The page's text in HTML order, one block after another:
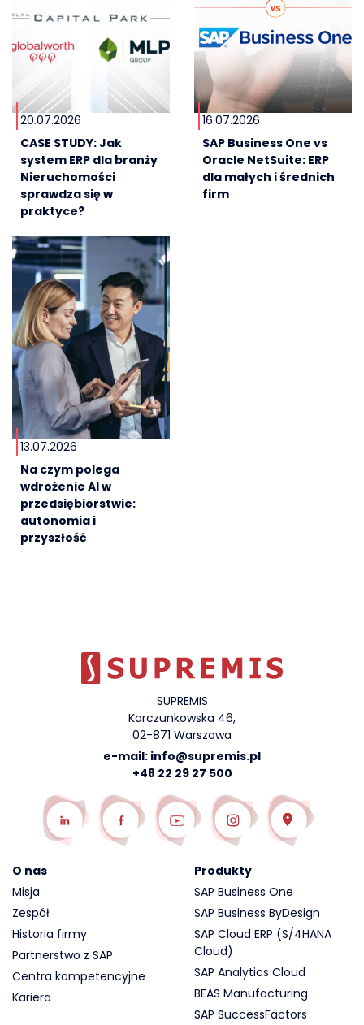
20.07.2026
CASE STUDY: Jak
system ERP dla branży
Nieruchomości
sprawdza się w
praktyce?
16.07.2026
SAP Business One vs
Oracle NetSuite: ERP
dla małych i średnich
firm
13.07.2026
Na czym polega
wdrożenie AI w
przedsiębiorstwie:
autonomia i
przyszłość
SUPREMIS
Karczunkowska 46,
02-871 Warszawa
e-mail: info@supremis.pl
+48 22 29 27 500
O nas
Misja
Zespół
Historia firmy
Partnerstwo z SAP
Centra kompetencyjne
Kariera
Produkty
SAP Business One
SAP Business ByDesign
SAP Cloud ERP (S/4HANA
Cloud)
SAP Analytics Cloud
BEAS Manufacturing
SAP SuccessFactors